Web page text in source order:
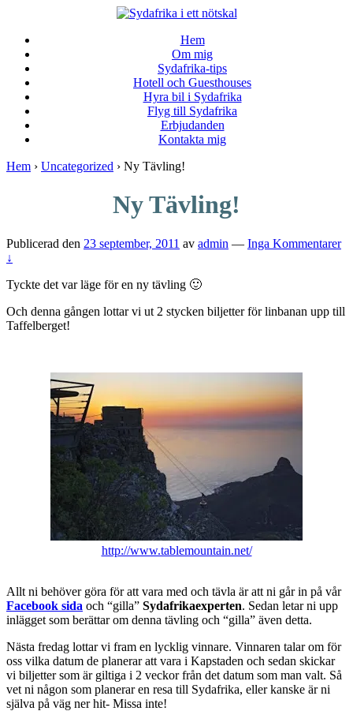
Main
Content
Hem
Om mig
Sydafrika-tips
Hotell och Guesthouses
Hyra bil i Sydafrika
Flyg till Sydafrika
Erbjudanden
Kontakta mig
Hem › Uncategorized › Ny Tävling!
Ny Tävling!
Publicerad den 23 september, 2011 av admin — Inga Kommentarer
↓
Tyckte det var läge för en ny tävling 🙂
Och denna gången lottar vi ut 2 stycken biljetter för linbanan upp till
Taffelberget!
http://www.tablemountain.net/
Allt ni behöver göra för att vara med och tävla är att ni går in på vår
Facebook sida och “gilla” Sydafrikaexperten. Sedan letar ni upp
inlägget som berättar om denna tävling och “gilla” även detta.
Nästa fredag lottar vi fram en lycklig vinnare. Vinnaren talar om för
oss vilka datum de planerar att vara i Kapstaden och sedan skickar
vi biljetter som är giltiga i 2 veckor från det datum som man valt. Så
vet ni någon som planerar en resa till Sydafrika, eller kanske är ni
själva på väg ner hit- Missa inte!